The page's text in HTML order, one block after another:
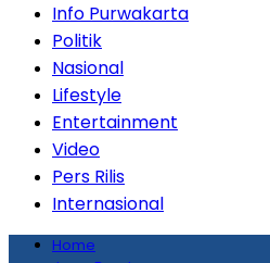
Info Purwakarta
Politik
Nasional
Lifestyle
Entertainment
Video
Pers Rilis
Internasional
Home